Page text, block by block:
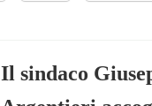
Il sindaco